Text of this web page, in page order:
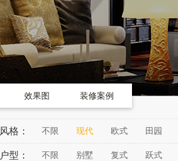
效果图 装修案例
风格： 不限 现代 欧式 田园
户型： 不限 别墅 复式 跃式